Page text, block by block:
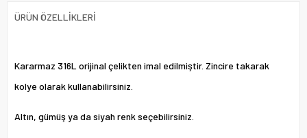
ÜRÜN ÖZELLIKLERI
Kararmaz 316L orijinal çelikten imal edilmiştir. Zincire takarak
kolye olarak kullanabilirsiniz.
Altın, gümüş ya da siyah renk seçebilirsiniz.